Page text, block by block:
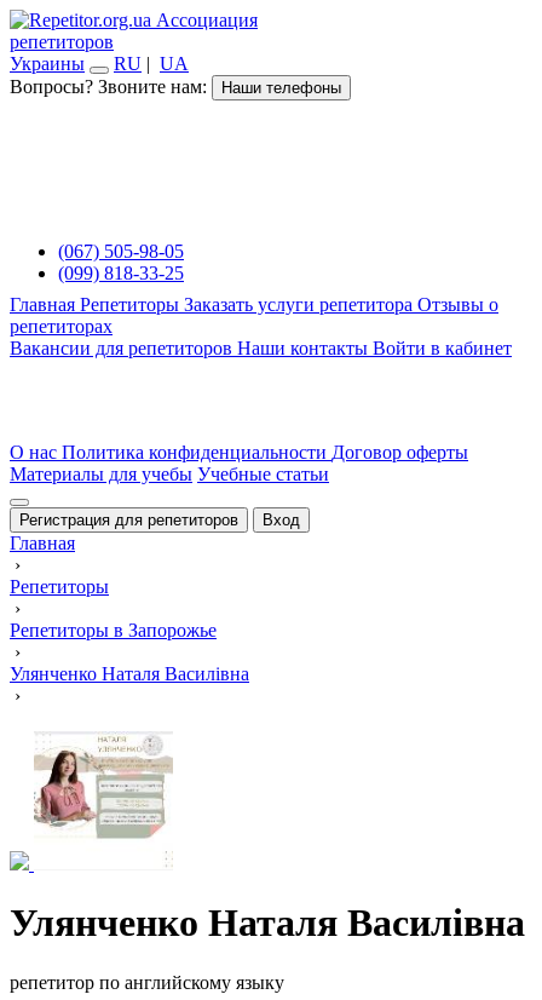
Ассоциация
репетиторов
Украины
RU | UA
Вопросы? Звоните нам:
Наши телефоны
(067) 505-98-05
(099) 818-33-25
Главная Репетиторы Заказать услуги репетитора Отзывы о
репетиторах
Вакансии для репетиторов Наши контакты Войти в кабинет
О нас Политика конфиденциальности Договор оферты
Материалы для учебы Учебные статьи
Регистрация для репетиторов Вход
Главная
›
Репетиторы
›
Репетиторы в Запорожье
›
Улянченко Наталя Василівна
›
Улянченко Наталя Василівна
репетитор по английскому языку